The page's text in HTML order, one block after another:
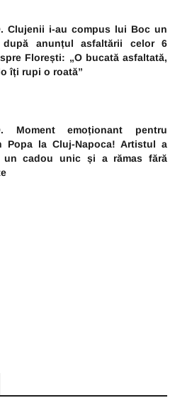
Clujenii i-au compus lui Boc un
după anunțul asfaltării celor 6
Florești: „O bucată asfaltată,
îți rupi o roată”
Moment emoționant pentru
Popa la Cluj-Napoca! Artistul a
un cadou unic și a rămas fără